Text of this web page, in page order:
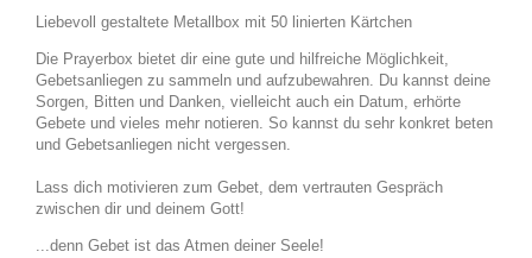
Liebevoll gestaltete Metallbox mit 50 linierten Kärtchen
Die Prayerbox bietet dir eine gute und hilfreiche Möglichkeit,
Gebetsanliegen zu sammeln und aufzubewahren. Du kannst deine
Sorgen, Bitten und Danken, vielleicht auch ein Datum, erhörte
Gebete und vieles mehr notieren. So kannst du sehr konkret beten
und Gebetsanliegen nicht vergessen.
Lass dich motivieren zum Gebet, dem vertrauten Gespräch
zwischen dir und deinem Gott!
...denn Gebet ist das Atmen deiner Seele!